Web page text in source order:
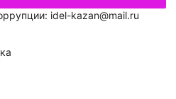
idel-kazan@mail.ru